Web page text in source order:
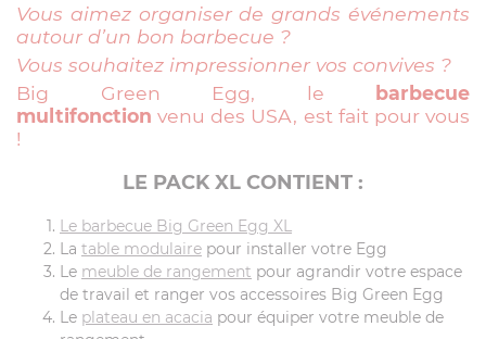
Vous aimez organiser de grands événements
autour d’un bon barbecue ?
Vous souhaitez impressionner vos convives ?
Big Green Egg, le barbecue
multifonction venu des USA, est fait pour vous
!
LE PACK XL CONTIENT :
Le barbecue Big Green Egg XL
La table modulaire pour installer votre Egg
Le meuble de rangement pour agrandir votre espace
de travail et ranger vos accessoires Big Green Egg
Le plateau en acacia pour équiper votre meuble de